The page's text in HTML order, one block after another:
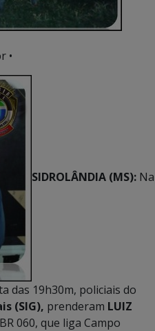
•
SIDROLÂNDIA (MS): Na
das 19h30m, policiais do
(SIG), prenderam LUIZ
060, que liga Campo